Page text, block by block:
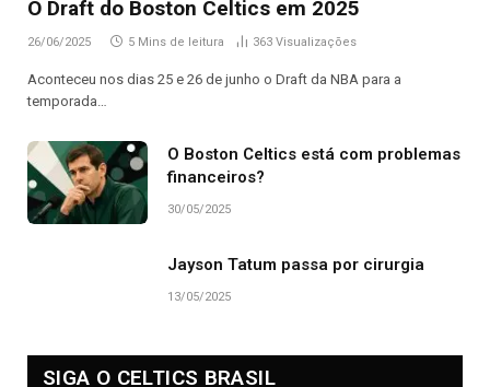
O Draft do Boston Celtics em 2025
26/06/2025 5 Mins de leitura 363 Visualizações
Aconteceu nos dias 25 e 26 de junho o Draft da NBA para a
temporada…
O Boston Celtics está com problemas
financeiros?
30/05/2025
Jayson Tatum passa por cirurgia
13/05/2025
SIGA O CELTICS BRASIL